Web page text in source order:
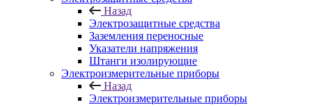
Назад
Электрозащитные средства
Заземления переносные
Указатели напряжения
Штанги изолирующие
Электроизмерительные приборы
Назад
Электроизмерительные приборы